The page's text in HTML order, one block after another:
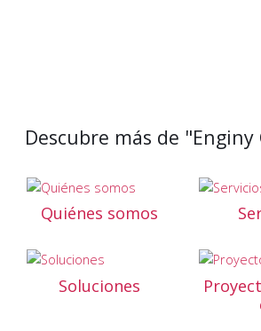
Descubre más de
Quiénes somos
Soluciones